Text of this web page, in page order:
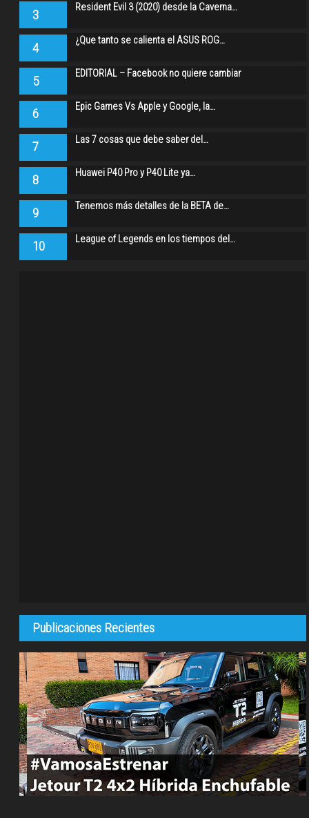
3 Resident Evil 3 (2020) desde la Caverna…
4 ¿Que tanto se calienta el ASUS ROG…
5 EDITORIAL – Facebook no quiere cambiar
6 Epic Games Vs Apple y Google, la…
7 Las 7 cosas que debe saber del…
8 Huawei P40 Pro y P40 Lite ya…
9 Tenemos más detalles de la BETA de…
10 League of Legends en los tiempos del…
Publicaciones Recientes